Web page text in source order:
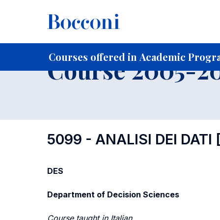
Courses offered in Academic
Home For current Students
Course 2005-
5099 - ANALISI DEI DATI
DES
Department of Decision Sciences
Course taught in Italian